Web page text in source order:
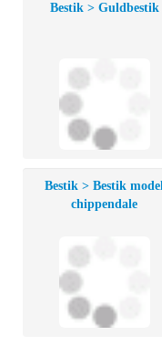
Bestik > Guldbestik
Bestik > Bestik
chippendale